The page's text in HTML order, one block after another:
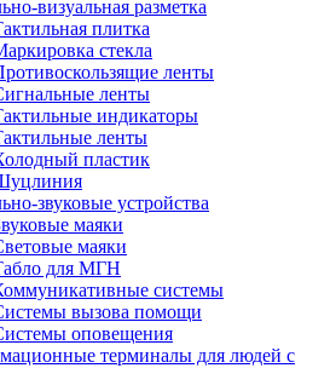
визуальная разметка
плитка
стекла
ленты
ленты
индикаторы
ленты
пластик
звуковые устройства
маяки
маяки
для МГН
системы
вызова помощи
оповещения
терминалы для людей с